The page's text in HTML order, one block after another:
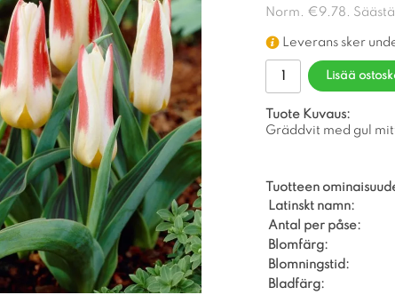
Norm. €9.78 .
Leverans sker
Lisää
Tuote Kuvaus:
Gräddvit med gul
Tuotteen
Latinskt namn:
Antal per påse:
Blomfärg:
Blomningstid:
Bladfärg: